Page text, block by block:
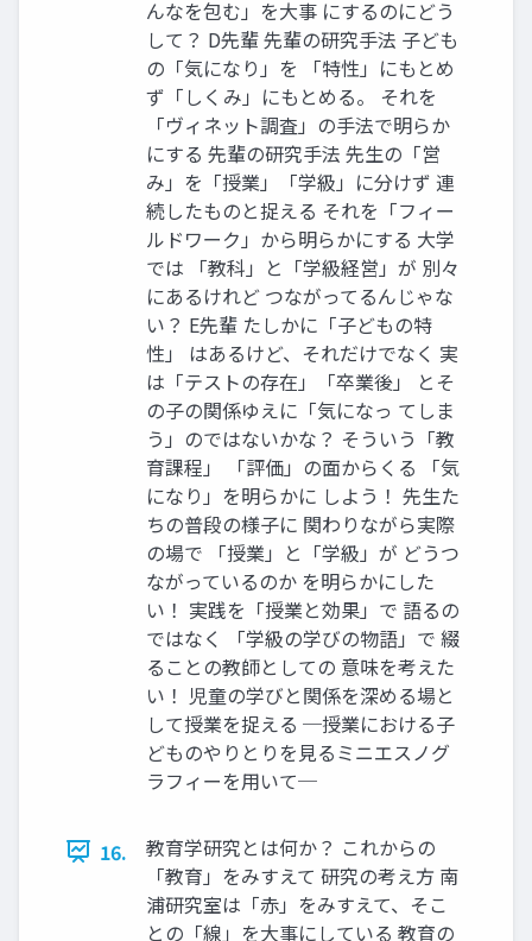
んなを包む」を大事 にするのにどう
して？ D先輩 先輩の研究手法 子ども
の「気になり」を 「特性」にもとめ
ず「しくみ」にもとめる。 それを
「ヴィネット調査」の手法で明らか
にする 先輩の研究手法 先生の「営
み」を「授業」「学級」に分けず 連
続したものと捉える それを「フィー
ルドワーク」から明らかにする 大学
では 「教科」と「学級経営」が 別々
にあるけれど つながってるんじゃな
い？ E先輩 たしかに「子どもの特
性」 はあるけど、それだけでなく 実
は「テストの存在」「卒業後」 とそ
の子の関係ゆえに「気になっ てしま
う」のではないかな？ そういう「教
育課程」 「評価」の面からくる 「気
になり」を明らかに しよう！ 先生た
ちの普段の様子に 関わりながら実際
の場で 「授業」と「学級」が どうつ
ながっているのか を明らかにした
い！ 実践を「授業と効果」で 語るの
ではなく 「学級の学びの物語」で 綴
ることの教師としての 意味を考えた
い！ 児童の学びと関係を深める場と
して授業を捉える ─授業における子
どものやりとりを見るミニエスノグ
ラフィーを用いて─
16.
教育学研究とは何か？ これからの
「教育」をみすえて 研究の考え方 南
浦研究室は「赤」をみすえて、そこ
との「線」を大事にしている 教育の